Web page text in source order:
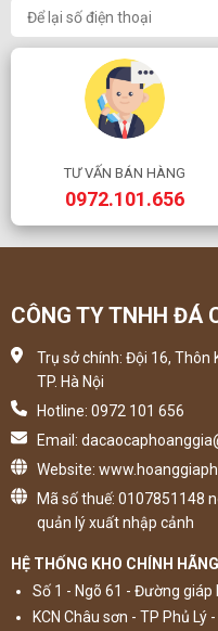
TƯ VẤN BÁN HÀNG
0972.101.656
CÔNG TY TNHH ĐÁ
Trụ sở chính: Đội 16, Thôn
TP. Hà Nội
Hotline: 0972 101 656
Email:
Website:
Mã số thuế: 0107851148
quản lý xuất nhập cảnh
HỆ THỐNG KHO CHÍNH
Số 1 - Ngõ 61 - Đường giáp
KCN Châu sơn - TP Phủ Lý